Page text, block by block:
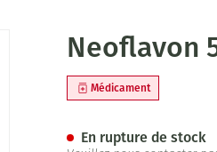
Neoflavon
Médicament
En rupture de stock